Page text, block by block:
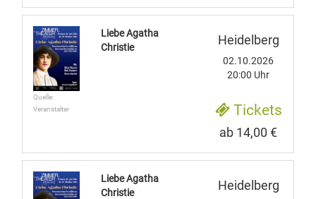
Quelle:
Veranstalter
Liebe Agatha
Christie
Heidelberg
02.10.2026
20:00 Uhr
Tickets
ab 14,00 €
Liebe Agatha
Christie
Heidelberg